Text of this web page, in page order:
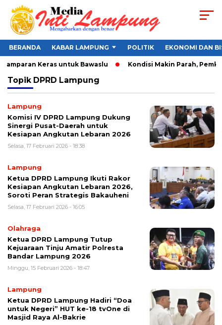
BERANDA KABAR LAMPUNG POLITIK EKONOMI DAN
Keras untuk Bawaslu Kondisi Makin Parah,
Topik DPRD Lampung
Lampung
Komisi IV DPRD Lampung Dukung
Sinergi Pusat-Daerah untuk
Kesiapan Angkutan Lebaran 2026
Selasa, 17 Februari 2026 - 18:38
Lampung
Ketua DPRD Lampung Ikuti Rakor
Kesiapan Angkutan Lebaran 2026,
Soroti Peran Strategis Bakauheni
Selasa, 17 Februari 2026 - 16:05
Olahraga
Ketua DPRD Lampung Tutup
Kejuaraan Tinju Amatir Polresta
Bandar Lampung 2026
Minggu, 15 Februari 2026 - 18:47
Lampung
Ketua DPRD Lampung Hadiri “Doa
untuk Negeri” HUT ke-18 tvOne di
Masjid Raya Al-Bakrie